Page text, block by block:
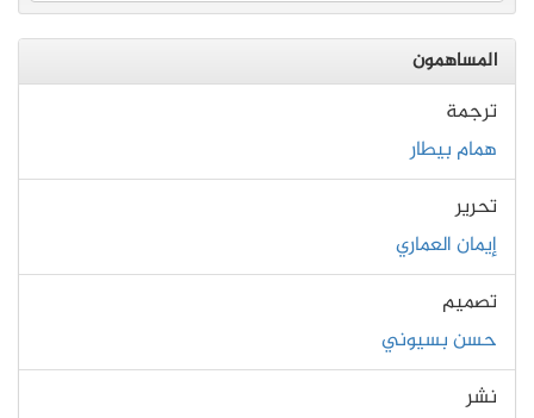
المساهمون
ترجمة
همام بيطار
تحرير
إيمان العماري
تصميم
حسن بسيوني
نشر